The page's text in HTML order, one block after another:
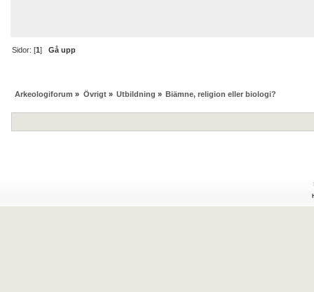
Sidor: [1]Gå upp
Arkeologiforum » Övrigt» Utbildning » Biämne, religion eller biologi?